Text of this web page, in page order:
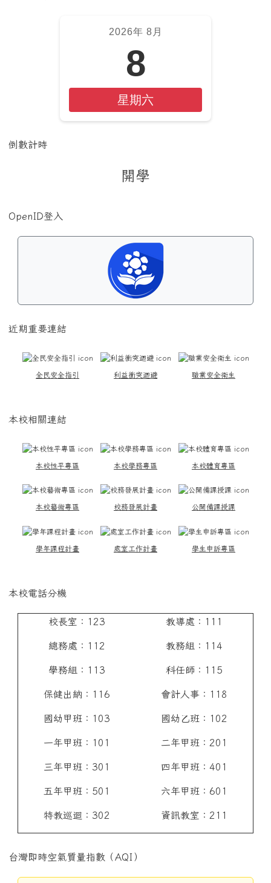
2026年 8月
8
星期六
倒數計時
開學
OpenID登入
近期重要連結
全民安全指引 利益衝突迴避 職業安全衛生
本校相關連結
本校性平專區 本校學務專區 本校體育專區
本校藝術專區 校務發展計畫 公開備課授課
學年課程計畫 處室工作計畫 學生申訴專區
本校電話分機
校長室：123
總務處：112
學務組：113
保健出納：116
國幼甲班：103
一年甲班：101
三年甲班：301
五年甲班：501
特教巡迴：302
教導處：111
教務組：114
科任師：115
會計人事：118
國幼乙班：102
二年甲班：201
四年甲班：401
六年甲班：601
資訊教室：211
台灣即時空氣質量指數（AQI）